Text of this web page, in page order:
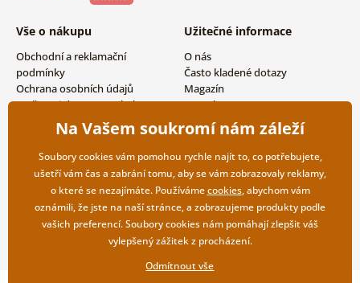
Vše o nákupu
Obchodní a reklamační
podmínky
Ochrana osobních údajů
Možnosti dopravy a platby
Vrácení zboží
Užitečné informace
O nás
Často kladené dotazy
Magazín
Kontakty
Velkoobchodní spolupráce
Na Vašem soukromí nám záleží
Soubory cookies vám pomohou rychle najít to, co potřebujete,
ušetří vám čas a zabrání tomu, aby se vám zobrazovaly reklamy,
o které se nezajímáte. Používámecookies, abychom vám
oznámili, že jste na naší stránce, a zobrazujeme produkty podle
vašich preferencí. Soubory cookies nám pomáhají zlepšit váš
vylepšený zážitek z procházení.
Odmítnout vše